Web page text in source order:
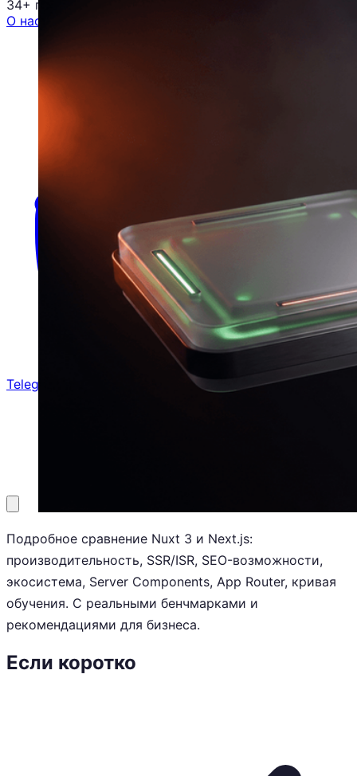
34+ проектов
О нас
Telegram Заказать звонок
Подробное сравнение Nuxt 3 и Next.js:
производительность, SSR/ISR, SEO-возможности,
экосистема, Server Components, App Router, кривая
обучения. С реальными бенчмарками и
рекомендациями для бизнеса.
Если коротко